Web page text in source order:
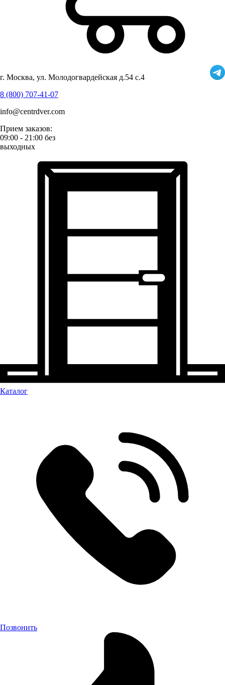
г. Москва, ул. Молодогвардейская д.54 с.4
8 (800) 707-41-07
info@centrdver.com
Прием заказов:
09:00 - 21:00 без
выходных
Каталог
Позвонить